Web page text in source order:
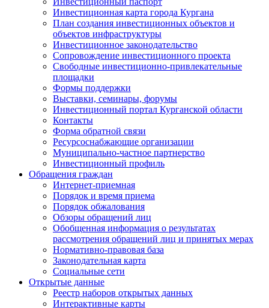
Инвестиционная карта города Кургана
План создания инвестиционных объектов и
объектов инфраструктуры
Инвестиционное законодательство
Сопровождение инвестиционного проекта
Свободные инвестиционно-привлекательные
площадки
Формы поддержки
Выставки, семинары, форумы
Инвестиционный портал Курганской области
Контакты
Форма обратной связи
Ресурсоснабжающие организации
Муниципально-частное партнерство
Инвестиционный профиль
Обращения граждан
Интернет-приемная
Порядок и время приема
Порядок обжалования
Обзоры обращений лиц
Обобщенная информация о результатах
рассмотрения обращений лиц и принятых мерах
Нормативно-правовая база
Законодательная карта
Социальные сети
Открытые данные
Реестр наборов открытых данных
Интерактивные карты